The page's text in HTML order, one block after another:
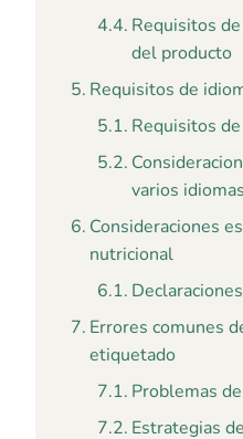
Requisitos
del producto
Requisitos de
Requisitos
varios idiomas
Consideraciones
nutricional
Errores comunes
etiquetado
Problemas
Estrategias